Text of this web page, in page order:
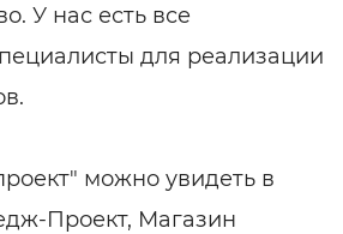
У нас есть все
для реализации
можно увидеть в
Проект, Магазин